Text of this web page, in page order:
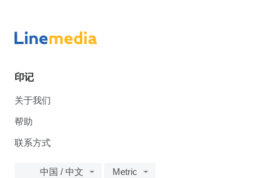
印记
关于我们
帮助
联系方式
中国 / 中文 Metric